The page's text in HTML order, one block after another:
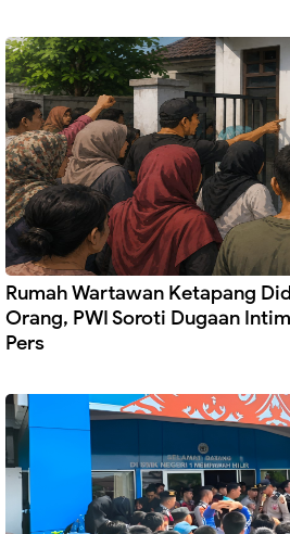
Rumah Wartawan Ketapang
Orang, PWI Soroti Dugaan
Pers